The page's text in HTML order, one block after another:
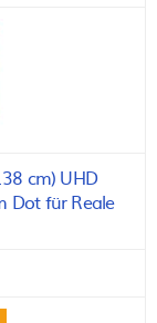
cm) UHD
Dot für Reale